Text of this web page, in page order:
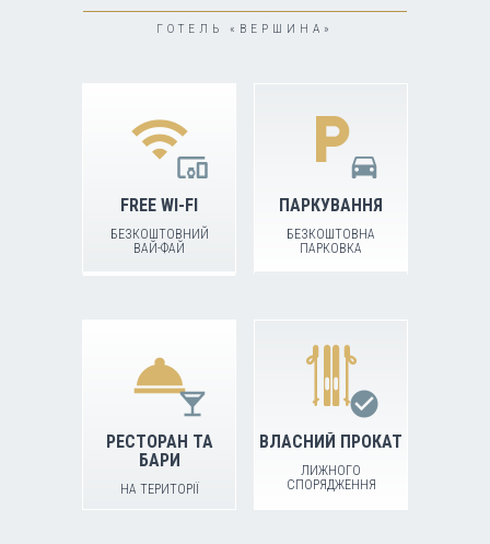
ГОТЕЛЬ «ВЕРШИНА»
wifidevices_other
FREE WI-FI
БЕЗКОШТОВНИЙ
ВАЙ-ФАЙ
local_parkingdrive_eta
ПАРКУВАННЯ
БЕЗКОШТОВНА
ПАРКОВКА
room_servicelocal_bar
РЕСТОРАН ТА
БАРИ
НА ТЕРИТОРІЇ
check_circle
ВЛАСНИЙ ПРОКАТ
ЛИЖНОГО
СПОРЯДЖЕННЯ